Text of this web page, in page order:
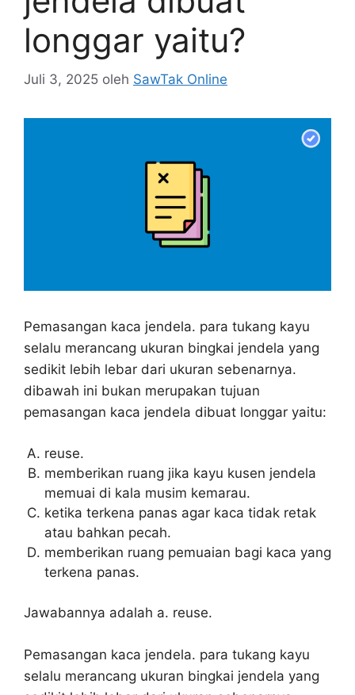
longgar yaitu?
Juli 3, 2025 oleh SawTak Online
Pemasangan kaca jendela. para tukang kayu
selalu merancang ukuran bingkai jendela yang
sedikit lebih lebar dari ukuran sebenarnya.
dibawah ini bukan merupakan tujuan
pemasangan kaca jendela dibuat longgar yaitu:
reuse.
memberikan ruang jika kayu kusen jendela
memuai di kala musim kemarau.
ketika terkena panas agar kaca tidak retak
atau bahkan pecah.
memberikan ruang pemuaian bagi kaca yang
terkena panas.
Jawabannya adalah a. reuse.
Pemasangan kaca jendela. para tukang kayu
selalu merancang ukuran bingkai jendela yang